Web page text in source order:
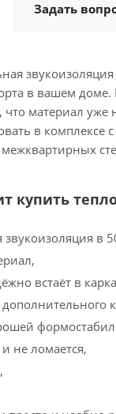
Задать
в вашем доме.
что материал
в комплексе
купить
звукоизоляция в
встаёт в
дополнительного
не ломается,